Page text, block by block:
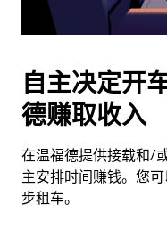
闭
日
历。
自主决定开
德赚取收入
在温福德提供接载和/
主安排时间赚钱。您
步租车。